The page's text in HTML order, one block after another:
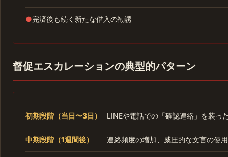
●完済後も続く新たな借入の勧誘
督促エスカレーションの典型的パターン
初期段階（当日〜3日） LINEや電話での「確認連絡」を装っ
中期段階（1週間後） 連絡頻度の増加、威圧的な文言の使用